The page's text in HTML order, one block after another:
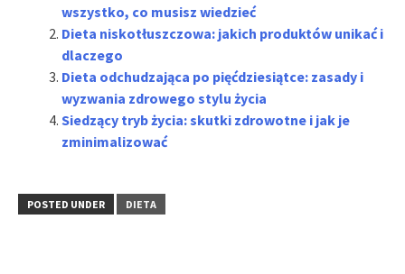
wszystko, co musisz wiedzieć
Dieta niskotłuszczowa: jakich produktów unikać i
dlaczego
Dieta odchudzająca po pięćdziesiątce: zasady i
wyzwania zdrowego stylu życia
Siedzący tryb życia: skutki zdrowotne i jak je
zminimalizować
POSTED UNDER DIETA